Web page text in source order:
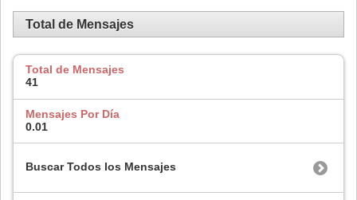
Total de Mensajes
Total de Mensajes
41
Mensajes Por Día
0.01
Buscar Todos los Mensajes